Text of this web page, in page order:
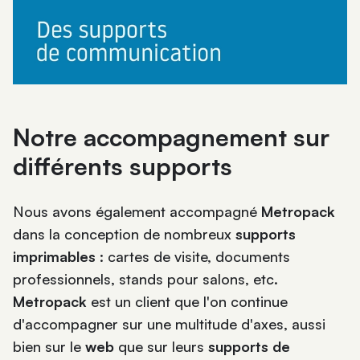
Notre accompagnement sur
différents supports
Nous avons également accompagné Metropack
dans la conception de nombreux supports
imprimables : cartes de visite, documents
professionnels, stands pour salons, etc.
Metropack est un client que l'on continue
d'accompagner sur une multitude d'axes, aussi
bien sur le web que sur leurs supports de